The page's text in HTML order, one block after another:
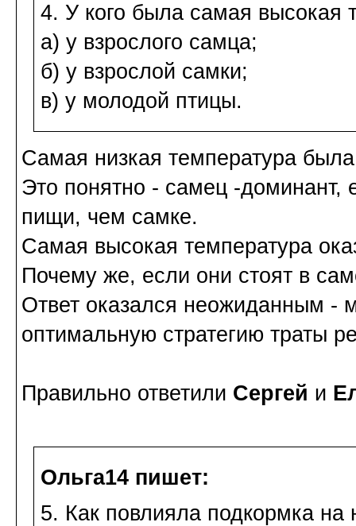
4. У кого была самая высокая
а) у взрослого самца;
б) у взрослой самки;
в) у молодой птицы.
Самая низкая температура
Это понятно - самец -доминант,
пищи, чем самке.
Самая высокая температура
Почему же, если они стоят в
Ответ оказался неожиданным -
оптимальную стратегию траты
Правильно ответили Сергей и
Ольга14 пишет:
5. Как повлияла подкормка